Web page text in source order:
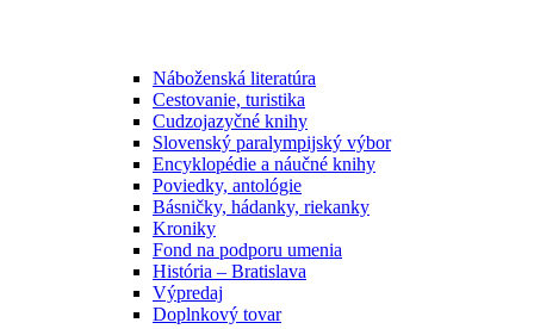
Náboženská literatúra
Cestovanie, turistika
Cudzojazyčné knihy
Slovenský paralympijský výbor
Encyklopédie a náučné knihy
Poviedky, antológie
Básničky, hádanky, riekanky
Kroniky
Fond na podporu umenia
História – Bratislava
Výpredaj
Doplnkový tovar